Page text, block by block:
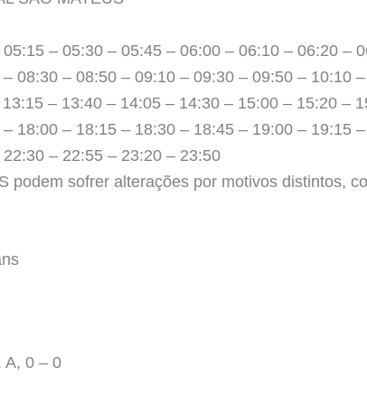
– 05:30 – 05:45 – 06:00 – 06:10 – 06:20 –
08:30 – 08:50 – 09:10 – 09:30 – 09:50 – 10:10
– 13:40 – 14:05 – 14:30 – 15:00 – 15:20 –
18:00 – 18:15 – 18:30 – 18:45 – 19:00 – 19:15
– 22:55 – 23:20 – 23:50
podem sofrer alterações por motivos distintos,
A, 0 – 0